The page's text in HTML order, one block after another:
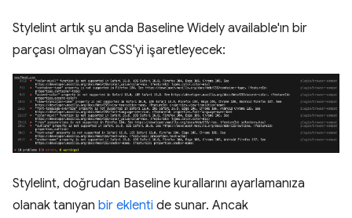
Stylelint artık şu anda Baseline Widely available'ın bir
parçası olmayan CSS'yi işaretleyecek:
Stylelint, doğrudan Baseline kurallarını ayarlamanıza
olanak tanıyan bir eklenti de sunar. Ancak